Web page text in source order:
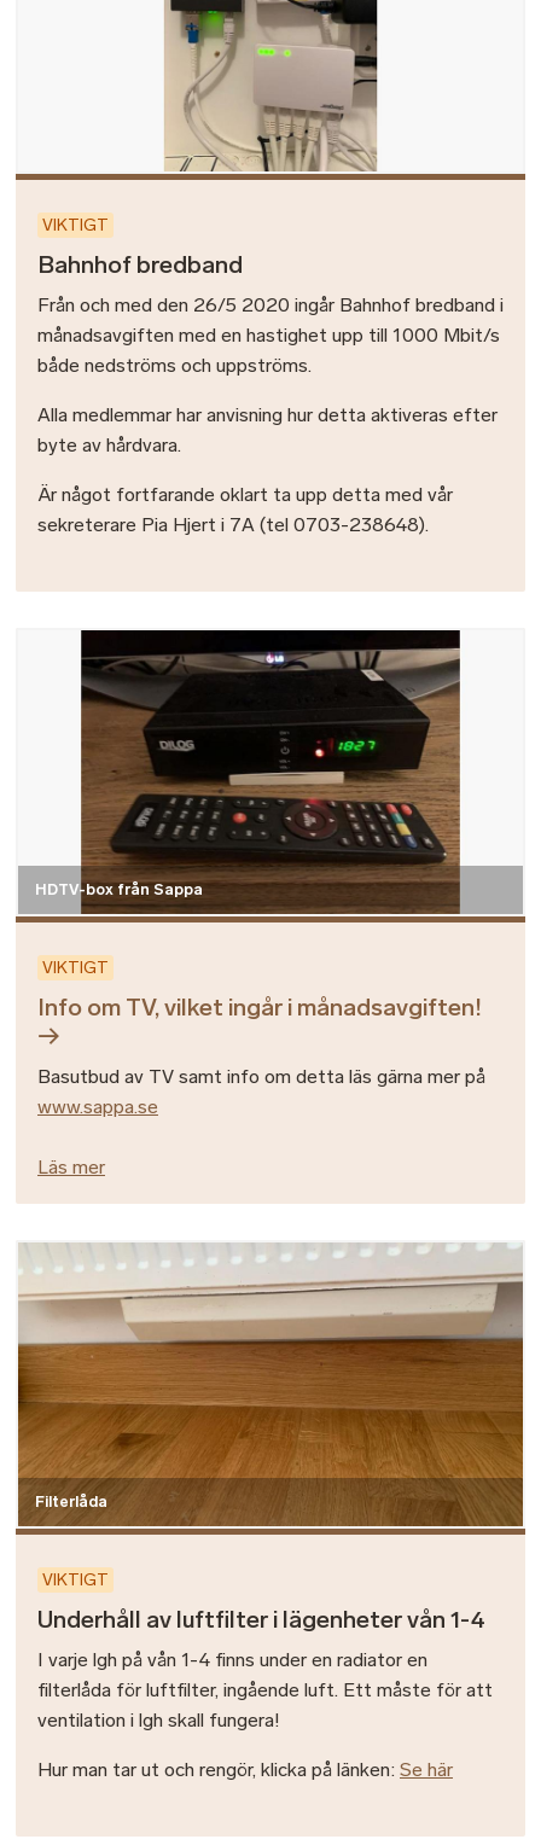
VIKTIGT
Bahnhof bredband
Från och med den 26/5 2020 ingår Bahnhof bredband i
månadsavgiften med en hastighet upp till 1000 Mbit/s
både nedströms och uppströms.
Alla medlemmar har anvisning hur detta aktiveras efter
byte av hårdvara.
Är något fortfarande oklart ta upp detta med vår
sekreterare Pia Hjert i 7A (tel 0703-238648).
HDTV-box från Sappa
VIKTIGT
Info om TV, vilket ingår i månadsavgiften!
Basutbud av TV samt info om detta läs gärna mer på
www.sappa.se
Läs mer
Filterlåda
VIKTIGT
Underhåll av luftfilter i lägenheter vån 1-4
I varje lgh på vån 1-4 finns under en radiator en
filterlåda för luftfilter, ingående luft. Ett måste för att
ventilation i lgh skall fungera!
Hur man tar ut och rengör, klicka på länken: Se här